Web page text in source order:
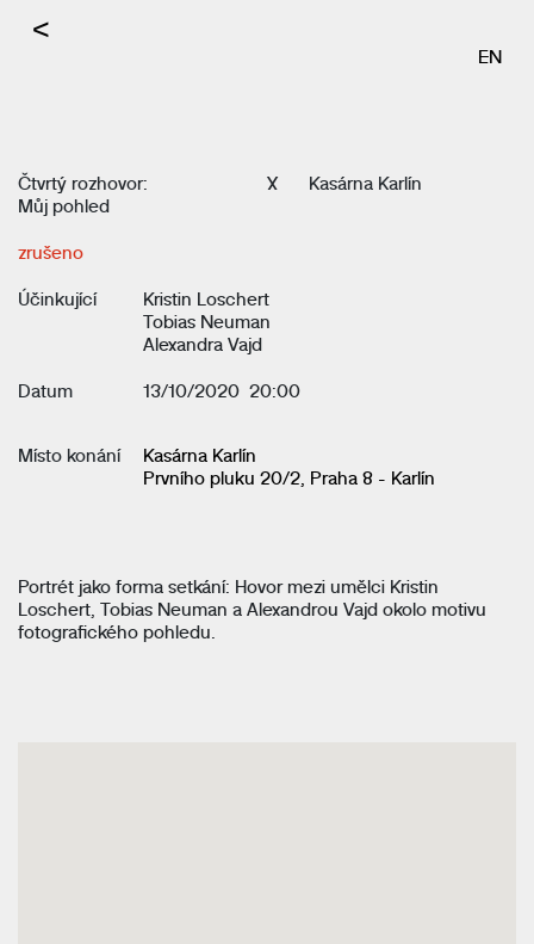
<
EN
Čtvrtý rozhovor:
Můj pohled
X Kasárna Karlín
zrušeno
Účinkující
Kristin Loschert
Tobias Neuman
Alexandra Vajd
Datum
13/10/2020 20:00
Místo konání
Kasárna Karlín
Prvního pluku 20/2, Praha 8 - Karlín
Portrét jako forma setkání: Hovor mezi umělci Kristin
Loschert, Tobias Neuman a Alexandrou Vajd okolo motivu
fotografického pohledu.